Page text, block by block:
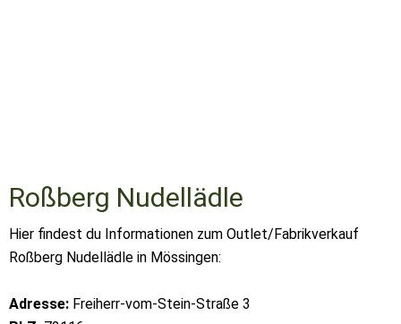
Roßberg Nudellädle
Hier findest du Informationen zum Outlet/Fabrikverkauf
Roßberg Nudellädle in Mössingen:
Adresse: Freiherr-vom-Stein-Straße 3